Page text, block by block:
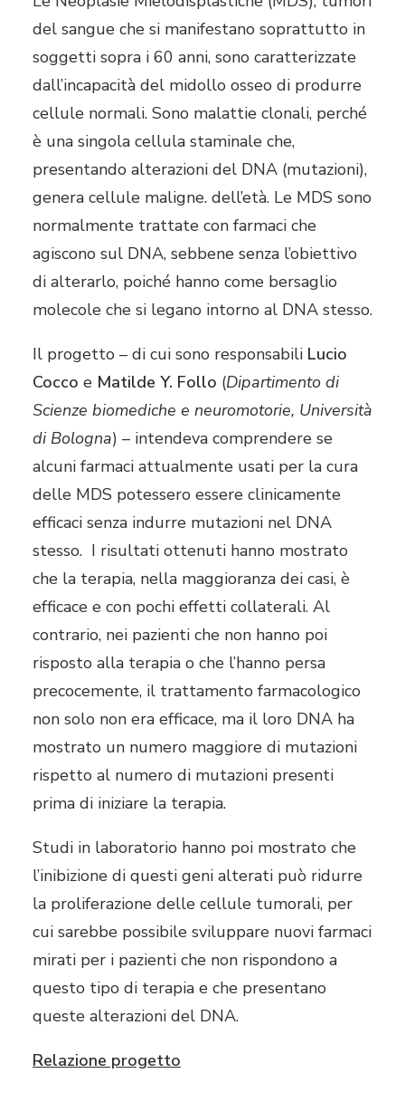
del sangue che si manifestano soprattutto in
soggetti sopra i 60 anni, sono caratterizzate
dall’incapacità del midollo osseo di produrre
cellule normali. Sono malattie clonali, perché
è una singola cellula staminale che,
presentando alterazioni del DNA (mutazioni),
genera cellule maligne. dell’età. Le MDS sono
normalmente trattate con farmaci che
agiscono sul DNA, sebbene senza l’obiettivo
di alterarlo, poiché hanno come bersaglio
molecole che si legano intorno al DNA stesso.
Il progetto – di cui sono responsabili Lucio
Cocco e Matilde Y. Follo (Dipartimento di
Scienze biomediche e neuromotorie, Università
di Bologna) – intendeva comprendere se
alcuni farmaci attualmente usati per la cura
delle MDS potessero essere clinicamente
efficaci senza indurre mutazioni nel DNA
stesso. I risultati ottenuti hanno mostrato
che la terapia, nella maggioranza dei casi, è
efficace e con pochi effetti collaterali. Al
contrario, nei pazienti che non hanno poi
risposto alla terapia o che l’hanno persa
precocemente, il trattamento farmacologico
non solo non era efficace, ma il loro DNA ha
mostrato un numero maggiore di mutazioni
rispetto al numero di mutazioni presenti
prima di iniziare la terapia.
Studi in laboratorio hanno poi mostrato che
l’inibizione di questi geni alterati può ridurre
la proliferazione delle cellule tumorali, per
cui sarebbe possibile sviluppare nuovi farmaci
mirati per i pazienti che non rispondono a
questo tipo di terapia e che presentano
queste alterazioni del DNA.
Relazione progetto